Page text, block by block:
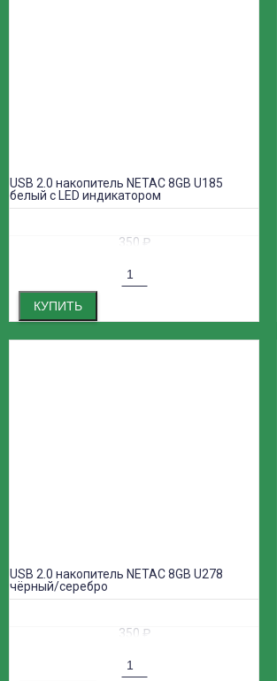
USB 2.0 накопитель NETAC 8GB U185
белый с LED индикатором
350 ₽
КУПИТЬ
USB 2.0 накопитель NETAC 8GB U278
чёрный/серебро
350 ₽